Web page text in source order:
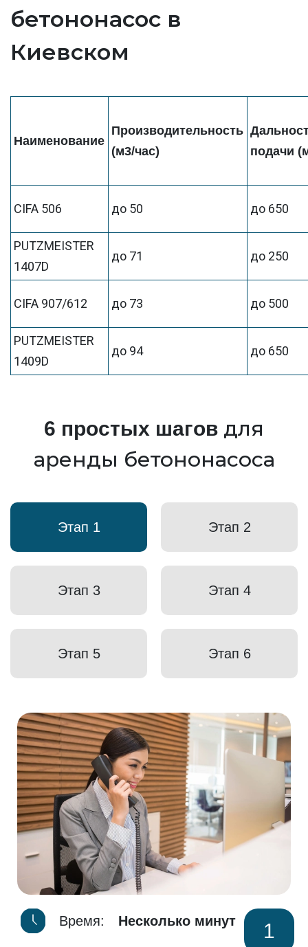
бетононасос в
Киевском
Наименование
Производительность
(м3/час)
подачи
CIFA 506 до 50 до 650
PUTZMEISTER
1407D
до 71 до 250
CIFA 907/612 до 73 до 500
PUTZMEISTER
1409D
до 94 до 650
6 простых шагов для
аренды бетононасоса
Этап 1 Этап 2
Этап 3 Этап 4
Этап 5 Этап 6
Время: Несколько минут 1